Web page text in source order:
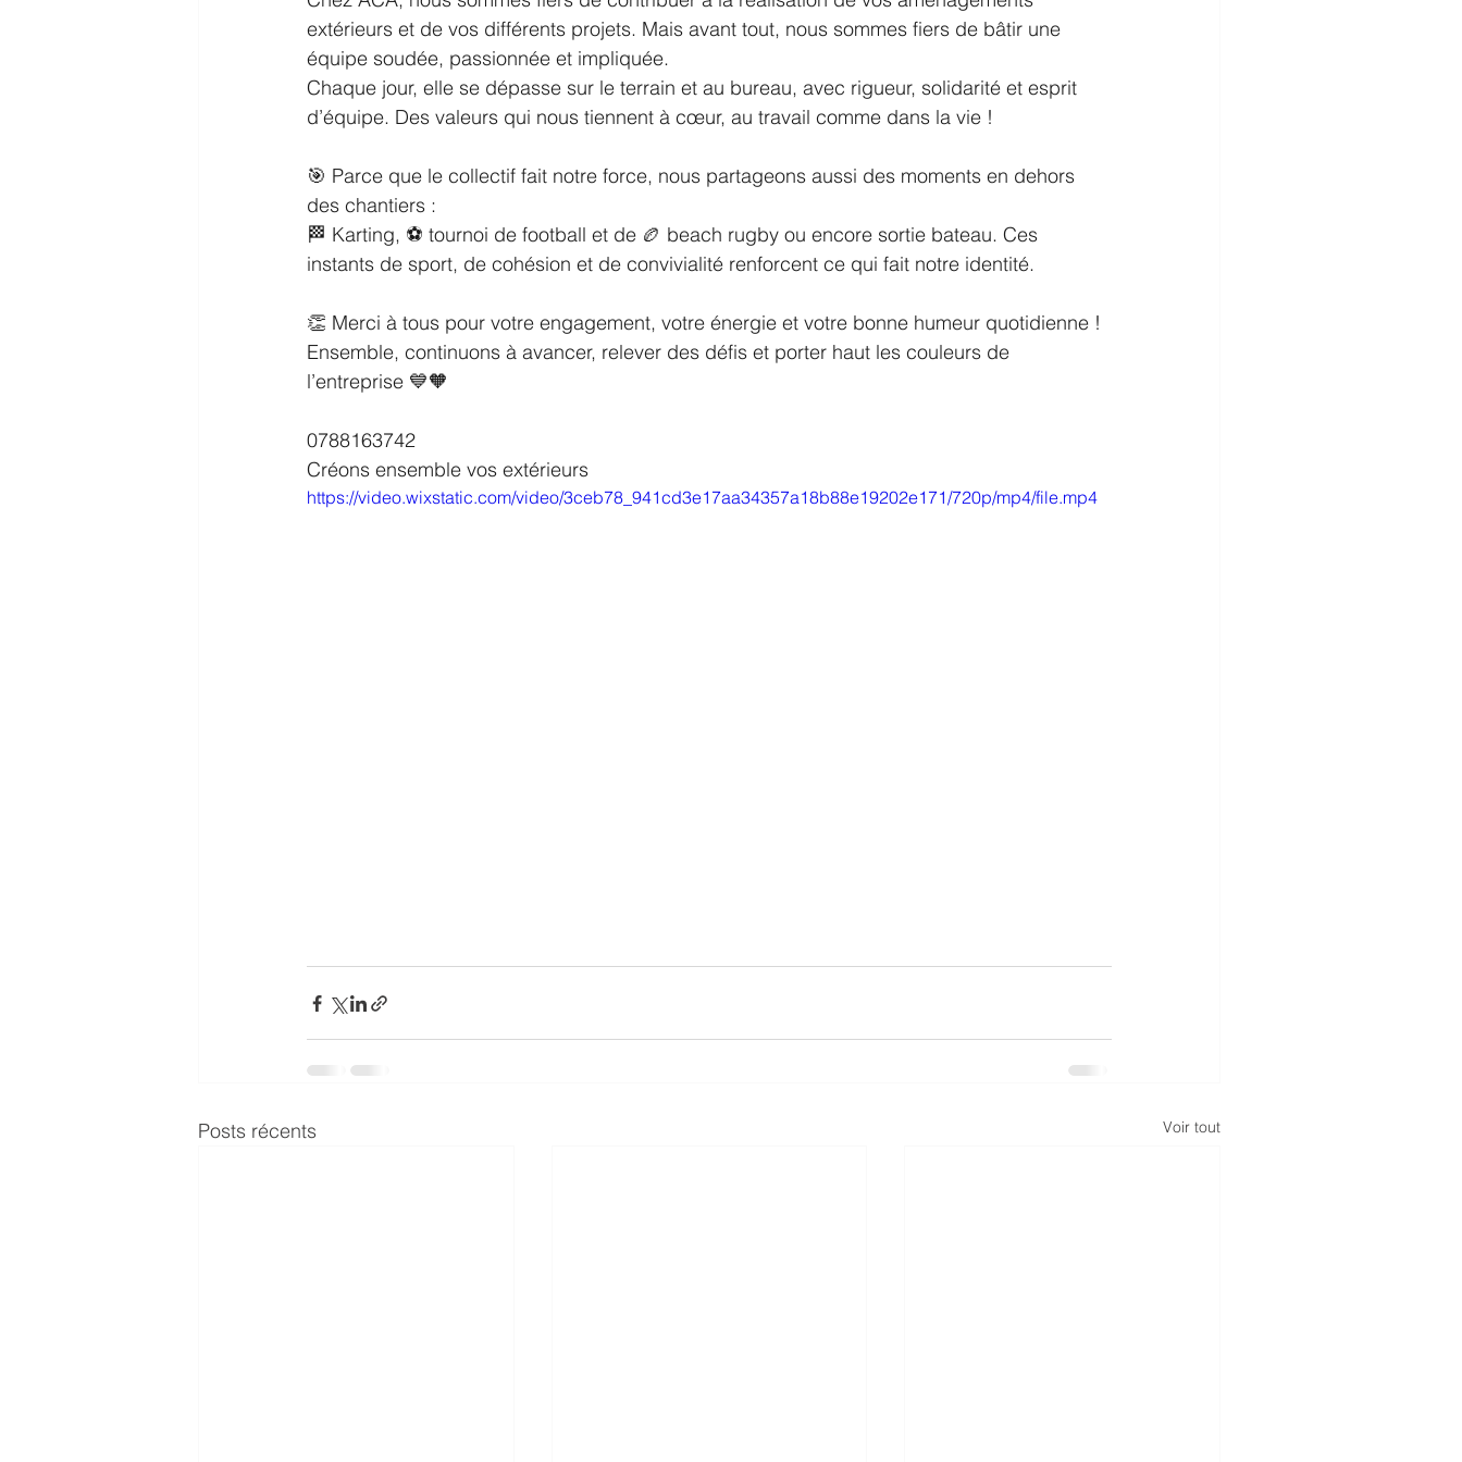
extérieurs et de vos différents projets. Mais avant tout, nous sommes fiers de bâtir une
équipe soudée, passionnée et impliquée.
Chaque jour, elle se dépasse sur le terrain et au bureau, avec rigueur, solidarité et esprit
d’équipe. Des valeurs qui nous tiennent à cœur, au travail comme dans la vie !
🎯 Parce que le collectif fait notre force, nous partageons aussi des moments en dehors
des chantiers :
🏁 Karting, ⚽ tournoi de football et de 🏉 beach rugby ou encore sortie bateau. Ces
instants de sport, de cohésion et de convivialité renforcent ce qui fait notre identité.
👏 Merci à tous pour votre engagement, votre énergie et votre bonne humeur quotidienne !
Ensemble, continuons à avancer, relever des défis et porter haut les couleurs de
l’entreprise 💙🧡
0788163742
Créons ensemble vos extérieurs
https://video.wixstatic.com/video/3ceb78_941cd3e17aa34357a18b88e19202e171/720p/mp4/file.mp4
Posts récents Voir tout